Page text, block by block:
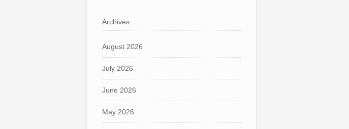
Archives
August 2026
July 2026
June 2026
May 2026